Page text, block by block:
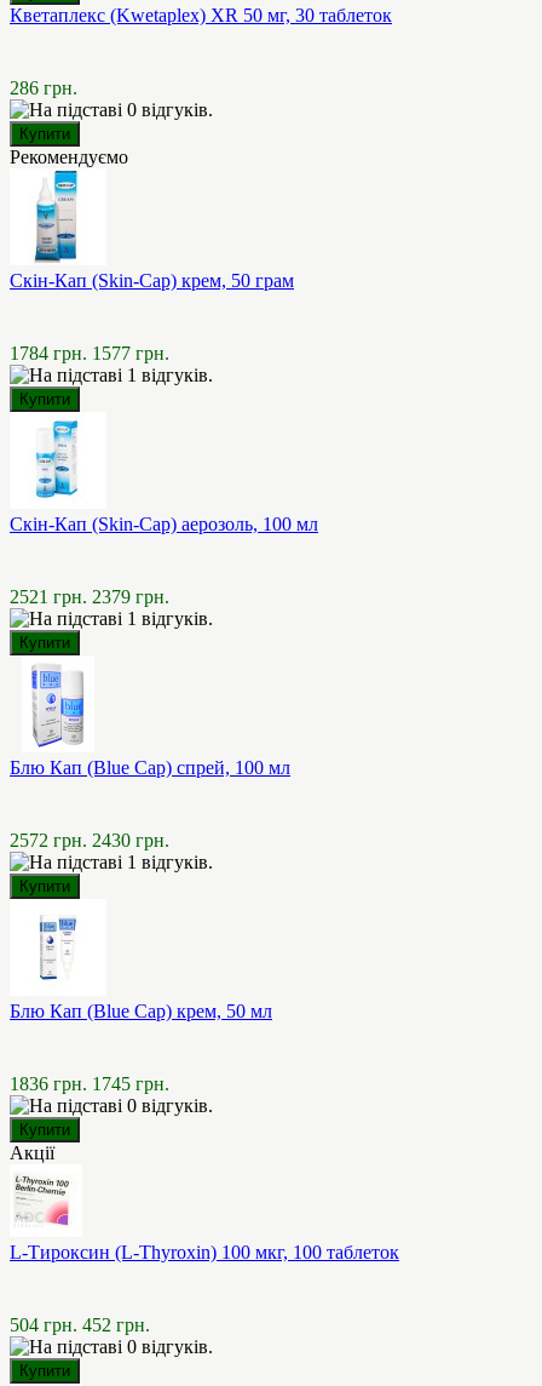
Кветаплекс (Kwetaplex) XR 50 мг, 30 таблеток
286 грн.
Рекомендуємо
Скін-Кап (Skin-Cap) крем, 50 грам
1784 грн. 1577 грн.
Скін-Кап (Skin-Cap) аерозоль, 100 мл
2521 грн. 2379 грн.
Блю Кап (Blue Cap) спрей, 100 мл
2572 грн. 2430 грн.
Блю Кап (Blue Cap) крем, 50 мл
1836 грн. 1745 грн.
Акції
L-Тироксин (L-Thyroxin) 100 мкг, 100 таблеток
504 грн. 452 грн.